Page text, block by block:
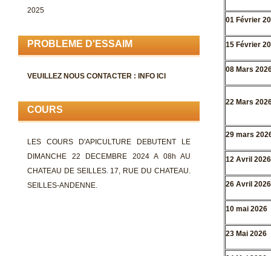
01 Février
15 Février
08 Mars
22 Mars
29 mars
12 Avril 2026
26 Avril 2026
10 mai 2026
23 Mai 2026
2025
PROBLEME D'ESSAIM
VEUILLEZ NOUS CONTACTER : INFO ICI
COURS
LES COURS D'APICULTURE DEBUTENT LE
DIMANCHE 22 DECEMBRE 2024 A 08h AU
CHATEAU DE SEILLES. 17, RUE DU CHATEAU.
SEILLES-ANDENNE.